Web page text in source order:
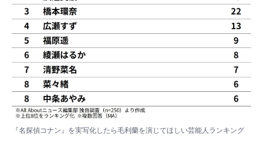
『名探偵コナン』を実写化したら毛利蘭を演じてほしい芸能人ランキング